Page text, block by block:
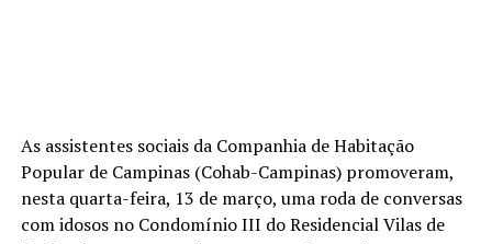
As assistentes sociais da Companhia de Habitação
Popular de Campinas (Cohab-Campinas) promoveram,
nesta quarta-feira, 13 de março, uma roda de conversas
com idosos no Condomínio III do Residencial Vilas de